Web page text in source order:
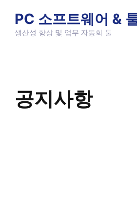
content
PC 소프트웨어 &
생산성 향상 및 업무 자동화 툴
공지사항